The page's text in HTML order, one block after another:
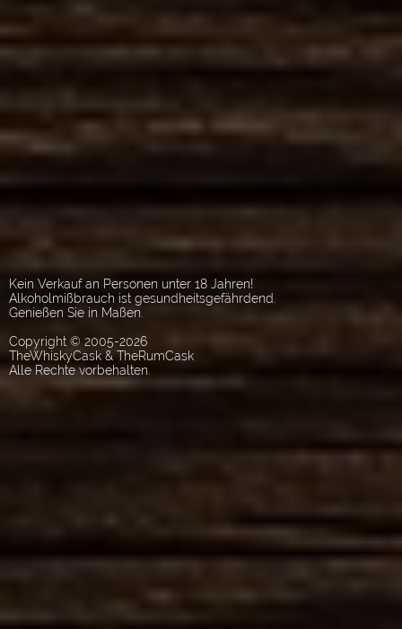
Kein Verkauf an Personen unter 18 Jahren!
Alkoholmißbrauch ist gesundheitsgefährdend.
Genießen Sie in Maßen.
Copyright © 2005-2026
TheWhiskyCask & TheRumCask
Alle Rechte vorbehalten.